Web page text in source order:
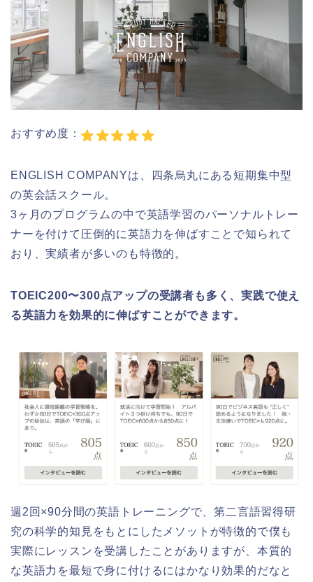
おすすめ度：
ENGLISH COMPANYは、四条烏丸にある短期集中型
の英会話スクール。
3ヶ月のプログラムの中で英語学習のパーソナルトレー
ナーを付けて圧倒的に英語力を伸ばすことで知られて
おり、実績者が多いのも特徴的。
TOEIC200〜300点アップの受講者も多く、実践で使え
る英語力を効果的に伸ばすことができます。
週2回×90分間の英語トレーニングで、第二言語習得研
究の科学的知見をもとにしたメソットが特徴的で僕も
実際にレッスンを受講したことがありますが、本質的
な英語力を最短で身に付けるにはかなり効果的だなと